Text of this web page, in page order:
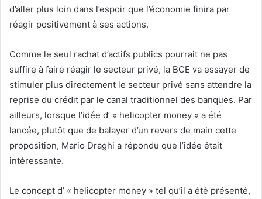
d’aller plus loin dans l’espoir que l’économie finira par
réagir positivement à ses actions.
Comme le seul rachat d’actifs publics pourrait ne pas
suffire à faire réagir le secteur privé, la BCE va essayer de
stimuler plus directement le secteur privé sans attendre la
reprise du crédit par le canal traditionnel des banques. Par
ailleurs, lorsque l’idée d’ « helicopter money » a été
lancée, plutôt que de balayer d’un revers de main cette
proposition, Mario Draghi a répondu que l’idée était
intéressante.
Le concept d’ « helicopter money » tel qu’il a été présenté,